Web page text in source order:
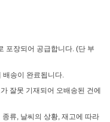
포장되어 공급합니다. (단 부
배송이 완료됩니다.
잘못 기재되어 오배송된 건에
류, 날씨의 상황, 재고에 따라